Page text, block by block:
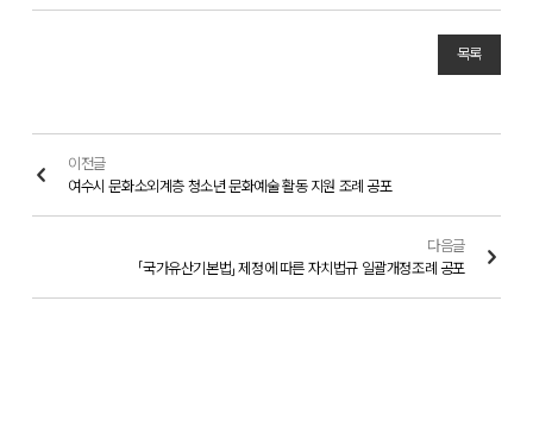
목록
이전글
여수시 문화소외계층 청소년 문화예술 활동 지원 조례 공포
다음글
「국가유산기본법」 제정에 따른 자치법규 일괄개정조례 공포